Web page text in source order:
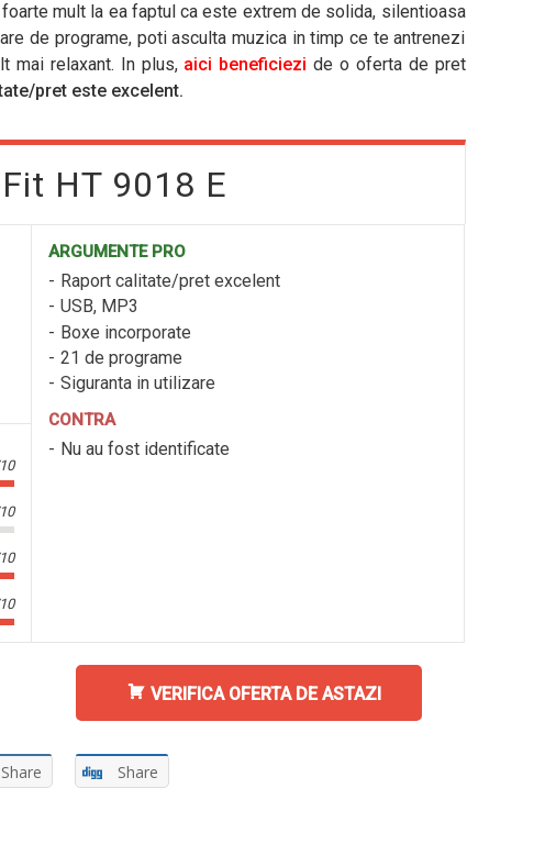
mult la ea faptul ca este extrem de solida, silentioasa
de programe, poti asculta muzica in timp ce te antrenezi
mai relaxant. In plus, aici beneficiezi de o oferta de pret
pret este excelent.
HT 9018 E
ARGUMENTE PRO
Raport calitate/pret excelent
USB, MP3
Boxe incorporate
21 de programe
Siguranta in utilizare
CONTRA
Nu au fost identificate
VERIFICA OFERTA DE ASTAZI
Share Share